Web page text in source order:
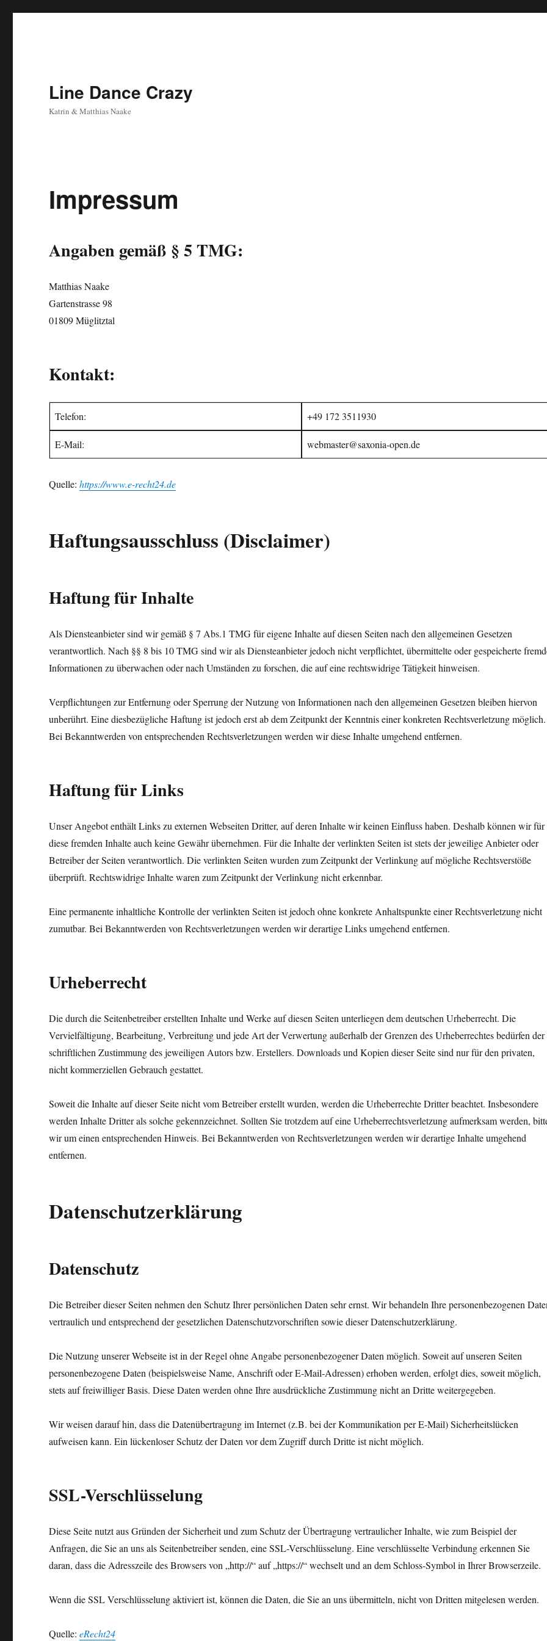
Line Dance Crazy
Katrin & Matthias Naake
Impressum
Angaben gemäß § 5 TMG:
Matthias Naake
Gartenstrasse 98
01809 Müglitztal
Kontakt:
Telefon: +49 172 3511930
E-Mail: webmaster@saxonia-open.de
Quelle:https://www.e-recht24.de
Haftungsausschluss (Disclaimer)
Haftung für Inhalte
Als Diensteanbieter sind wir gemäß § 7 Abs.1 TMG für eigene Inhalte auf diesen Seiten nach den allgemeinen Gesetzen
verantwortlich. Nach §§ 8 bis 10 TMG sind wir als Diensteanbieter jedoch nicht verpflichtet, übermittelte oder gespeicherte
Informationen zu überwachen oder nach Umständen zu forschen, die auf eine rechtswidrige Tätigkeit hinweisen.
Verpflichtungen zur Entfernung oder Sperrung der Nutzung von Informationen nach den allgemeinen Gesetzen bleiben hiervon
unberührt. Eine diesbezügliche Haftung ist jedoch erst ab dem Zeitpunkt der Kenntnis einer konkreten Rechtsverletzung möglich.
Bei Bekanntwerden von entsprechenden Rechtsverletzungen werden wir diese Inhalte umgehend entfernen.
Haftung für Links
Unser Angebot enthält Links zu externen Webseiten Dritter, auf deren Inhalte wir keinen Einfluss haben. Deshalb können wir für
diese fremden Inhalte auch keine Gewähr übernehmen. Für die Inhalte der verlinkten Seiten ist stets der jeweilige Anbieter oder
Betreiber der Seiten verantwortlich. Die verlinkten Seiten wurden zum Zeitpunkt der Verlinkung auf mögliche Rechtsverstöße
überprüft. Rechtswidrige Inhalte waren zum Zeitpunkt der Verlinkung nicht erkennbar.
Eine permanente inhaltliche Kontrolle der verlinkten Seiten ist jedoch ohne konkrete Anhaltspunkte einer Rechtsverletzung nicht
zumutbar. Bei Bekanntwerden von Rechtsverletzungen werden wir derartige Links umgehend entfernen.
Urheberrecht
Die durch die Seitenbetreiber erstellten Inhalte und Werke auf diesen Seiten unterliegen dem deutschen Urheberrecht. Die
Vervielfältigung, Bearbeitung, Verbreitung und jede Art der Verwertung außerhalb der Grenzen des Urheberrechtes bedürfen der
schriftlichen Zustimmung des jeweiligen Autors bzw. Erstellers. Downloads und Kopien dieser Seite sind nur für den privaten,
nicht kommerziellen Gebrauch gestattet.
Soweit die Inhalte auf dieser Seite nicht vom Betreiber erstellt wurden, werden die Urheberrechte Dritter beachtet. Insbesondere
werden Inhalte Dritter als solche gekennzeichnet. Sollten Sie trotzdem auf eine Urheberrechtsverletzung aufmerksam werden,
wir um einen entsprechenden Hinweis. Bei Bekanntwerden von Rechtsverletzungen werden wir derartige Inhalte umgehend
entfernen.
Datenschutzerklärung
Datenschutz
Die Betreiber dieser Seiten nehmen den Schutz Ihrer persönlichen Daten sehr ernst. Wir behandeln Ihre personenbezogenen
vertraulich und entsprechend der gesetzlichen Datenschutzvorschriften sowie dieser Datenschutzerklärung.
Die Nutzung unserer Webseite ist in der Regel ohne Angabe personenbezogener Daten möglich. Soweit auf unseren Seiten
personenbezogene Daten (beispielsweise Name, Anschrift oder E-Mail-Adressen) erhoben werden, erfolgt dies, soweit möglich,
stets auf freiwilliger Basis. Diese Daten werden ohne Ihre ausdrückliche Zustimmung nicht an Dritte weitergegeben.
Wir weisen darauf hin, dass die Datenübertragung im Internet (z.B. bei der Kommunikation per E-Mail) Sicherheitslücken
aufweisen kann. Ein lückenloser Schutz der Daten vor dem Zugriff durch Dritte ist nicht möglich.
SSL-Verschlüsselung
Diese Seite nutzt aus Gründen der Sicherheit und zum Schutz der Übertragung vertraulicher Inhalte, wie zum Beispiel der
Anfragen, die Sie an uns als Seitenbetreiber senden, eine SSL-Verschlüsselung. Eine verschlüsselte Verbindung erkennen Sie
daran, dass die Adresszeile des Browsers von „http://“ auf „https://“ wechselt und an dem Schloss-Symbol in Ihrer Browserzeile.
Wenn die SSL Verschlüsselung aktiviert ist, können die Daten, die Sie an uns übermitteln, nicht von Dritten mitgelesen werden.
Quelle:eRecht24